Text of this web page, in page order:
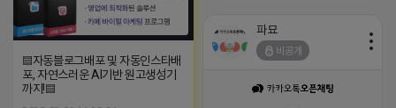
▤자동블로그배포 및 자동인스타배
포, 자연스러운 AI기반 원고생성기
까지!▤
파묘
비공개